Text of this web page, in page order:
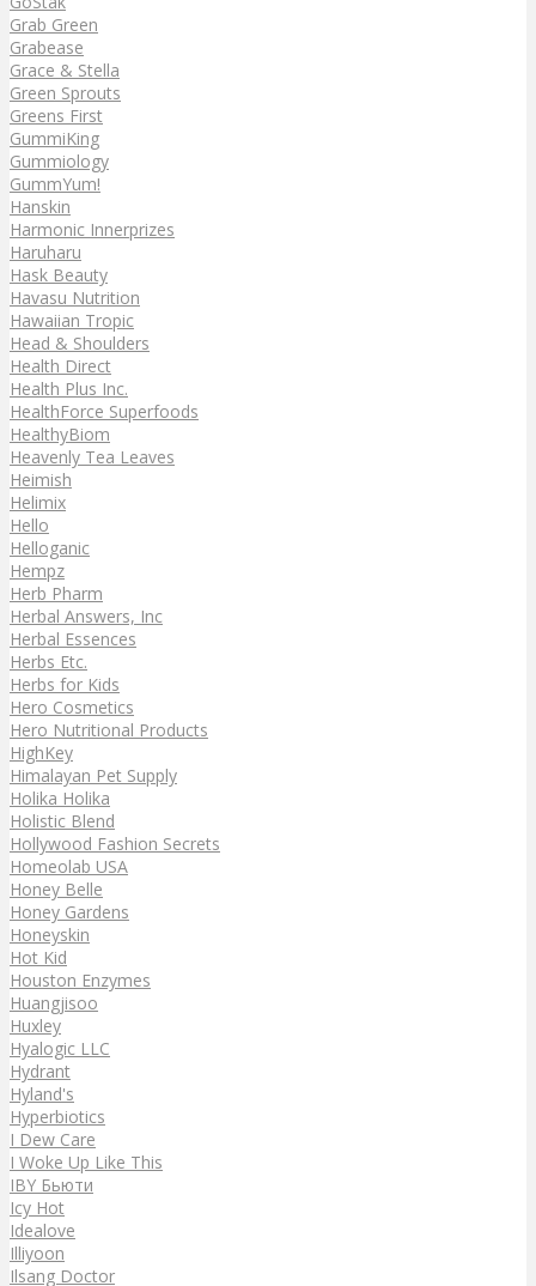
Grab Green
Grabease
Grace & Stella
Green Sprouts
Greens First
GummiKing
Gummiology
GummYum!
Hanskin
Harmonic Innerprizes
Haruharu
Hask Beauty
Havasu Nutrition
Hawaiian Tropic
Head & Shoulders
Health Direct
Health Plus Inc.
HealthForce Superfoods
HealthyBiom
Heavenly Tea Leaves
Heimish
Helimix
Hello
Helloganic
Hempz
Herb Pharm
Herbal Answers, Inc
Herbal Essences
Herbs Etc.
Herbs for Kids
Hero Cosmetics
Hero Nutritional Products
HighKey
Himalayan Pet Supply
Holika Holika
Holistic Blend
Hollywood Fashion Secrets
Homeolab USA
Honey Belle
Honey Gardens
Honeyskin
Hot Kid
Houston Enzymes
Huangjisoo
Huxley
Hyalogic LLC
Hydrant
Hyland's
Hyperbiotics
I Dew Care
I Woke Up Like This
IBY Бьюти
Icy Hot
Idealove
Illiyoon
Ilsang Doctor